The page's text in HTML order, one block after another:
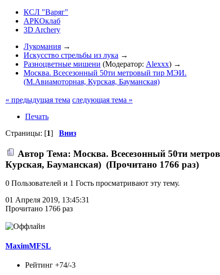
КСЛ "Варяг"
АРКОклаб
3D Archery
Лукомания →
Искусство стрельбы из лука →
Разноцветные мишени (Модератор: Alexxx) →
Москва. Всесезонный 50ти метровый тир МЭИ.
(М.Авиамоторная, Курская, Бауманская)
« предыдущая тема следующая тема »
Печать
Страницы: [1] Вниз
Автор Тема: Москва. Всесезонный 50ти
Курская, Бауманская) (Прочитано 1766 раз)
0 Пользователей и 1 Гость просматривают эту тему.
01 Апреля 2019, 13:45:31
Прочитано 1766 раз
MaximMFSL
Рейтинг +74/-3